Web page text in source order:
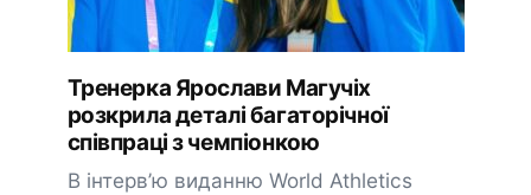
Тренерка Ярослави Магучіх
розкрила деталі багаторічної
співпраці з чемпіонкою
В інтерв’ю виданню World Athletics